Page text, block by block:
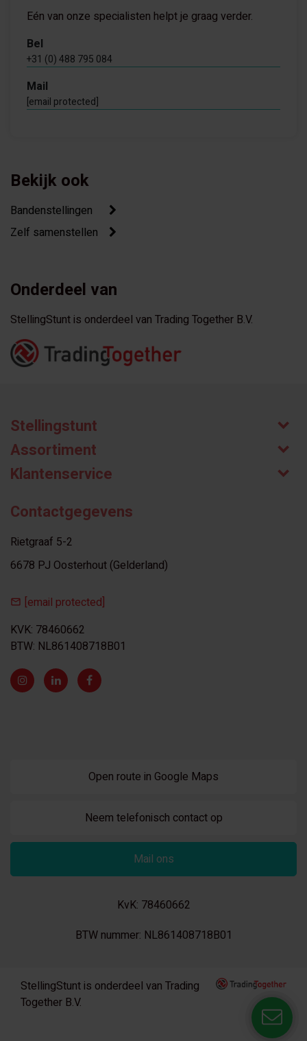
Eén van onze specialisten helpt je graag verder.
Bel
+31 (0) 488 795 084
Mail
[email protected]
Bekijk ook
Bandenstellingen
Zelf samenstellen
Onderdeel van
StellingStunt is onderdeel van Trading Together B.V.
Stellingstunt
Assortiment
Klantenservice
Contactgegevens
Rietgraaf 5-2
6678 PJ Oosterhout (Gelderland)
[email protected]
KVK: 78460662
BTW: NL861408718B01
Open route in Google Maps
Neem telefonisch contact op
Mail ons
KvK: 78460662
BTW nummer: NL861408718B01
StellingStunt is onderdeel van Trading
Together B.V.